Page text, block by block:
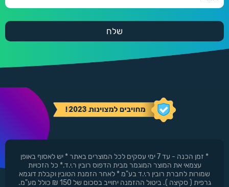
* זמן הכנה - עד 7 ימי עסקים לכל המוצרים באתר * יש לאסוף באופן
עצמאי את המוצר המוגמר מבית הדפוס רובין ר.י.ד.* כל הזכויות
שמורות לחברת רובין ר.י.ד בע"מ * לאחר הזמנת הטובין וקבלת דוגמא
גרפית ( סקיצה ). ביטול ההזמנה יחוייב בסכום של 150 ₪ כולל מע"מ.